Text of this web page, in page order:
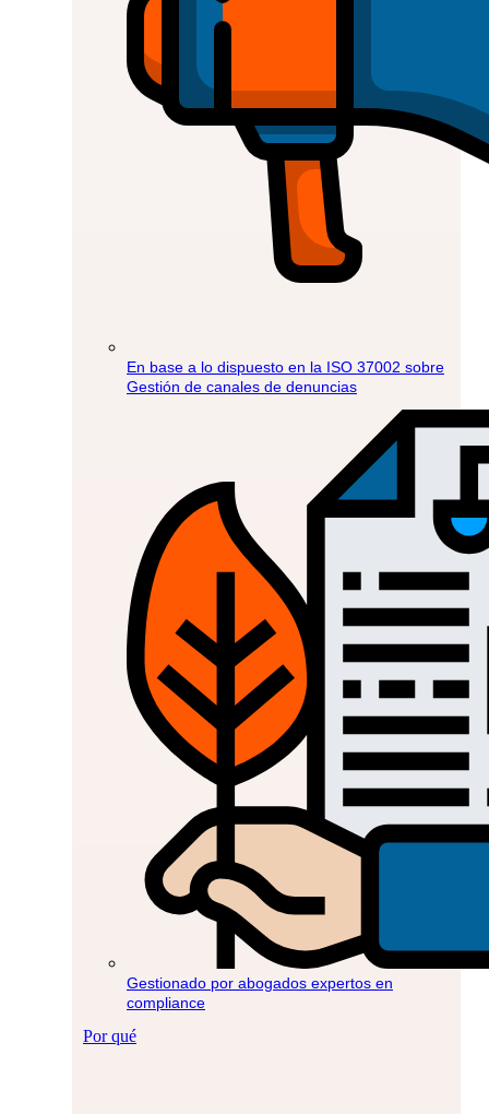
En base a lo dispuesto en la ISO 37002 sobre
Gestión de canales de denuncias
Gestionado por abogados expertos en
compliance
Por qué